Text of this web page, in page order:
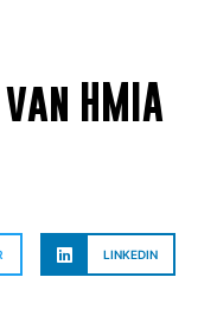
HMIA
LINKEDIN